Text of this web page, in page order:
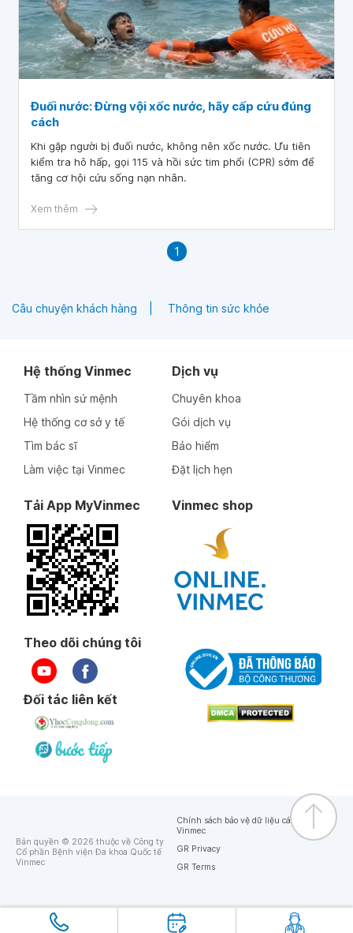
Đuối nước: Đừng vội xốc nước, hãy cấp cứu đúng
cách
Khi gặp người bị đuối nước, không nên xốc nước. Ưu tiên
kiểm tra hô hấp, gọi 115 và hồi sức tim phổi (CPR) sớm để
tăng cơ hội cứu sống nạn nhân.
Xem thêm
1
Câu chuyện khách hàng Thông tin sức khỏe
Hệ thống Vinmec
Tầm nhìn sứ mệnh
Hệ thống cơ sở y tế
Tìm bác sĩ
Làm việc tại Vinmec
Dịch vụ
Chuyên khoa
Gói dịch vụ
Bảo hiểm
Đặt lịch hẹn
Tải App MyVinmec Vinmec shop
Theo dõi chúng tôi
Đối tác liên kết
Bản quyền © 2026 thuộc về Công ty
Cổ phần Bệnh viện Đa khoa Quốc tế
Vinmec
Chính sách bảo vệ dữ liệu cá nhân của
Vinmec
GR Privacy
GR Terms